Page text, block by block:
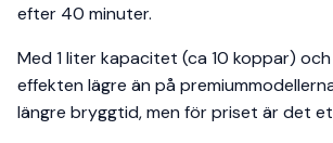
efter 40 minuter.
Med 1 liter kapacitet (ca 10 koppar)
effekten lägre än på
längre bryggtid, men för priset är det